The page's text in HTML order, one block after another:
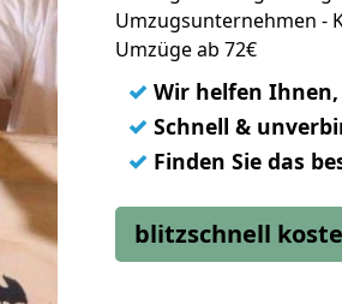
Umzugsunternehmen -
Umzüge ab 72€
✓ Wir helfen
✓ Schnell &
✓ Finden Sie das
blitzschnell